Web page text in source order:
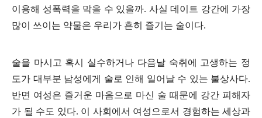
이용해 성폭력을 막을 수 있을까. 사실 데이트 강간에 가장
많이 쓰이는 약물은 우리가 흔히 즐기는 술이다.
술을 마시고 혹시 실수하거나 다음날 숙취에 고생하는 정
도가 대부분 남성에게 술로 인해 일어날 수 있는 불상사다.
반면 여성은 즐거운 마음으로 마신 술 때문에 강간 피해자
가 될 수도 있다. 이 사회에서 여성으로서 경험하는 세상과